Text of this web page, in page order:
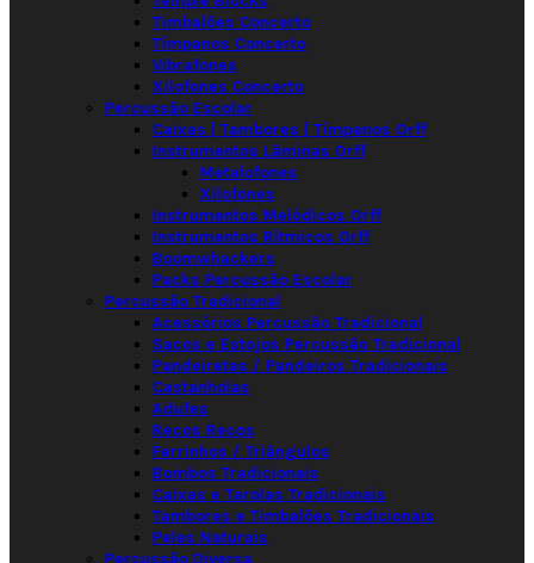
Timbalões Concerto
Tímpanos Concerto
Vibrafones
Xilofones Concerto
Percussão Escolar
Caixas | Tambores | Tímpanos Orff
Instrumentos Lâminas Orff
Metalofones
Xilofones
Instrumentos Melódicos Orff
Instrumentos Rítmicos Orff
Boomwhackers
Packs Percussão Escolar
Percussão Tradicional
Acessórios Percussão Tradicional
Sacos e Estojos Percussão Tradicional
Pandeiretas / Pandeiros Tradicionais
Castanholas
Adufes
Recos Recos
Ferrinhos / Triângulos
Bombos Tradicionais
Caixas e Tarolas Tradicionais
Tambores e Timbalões Tradicionais
Peles Naturais